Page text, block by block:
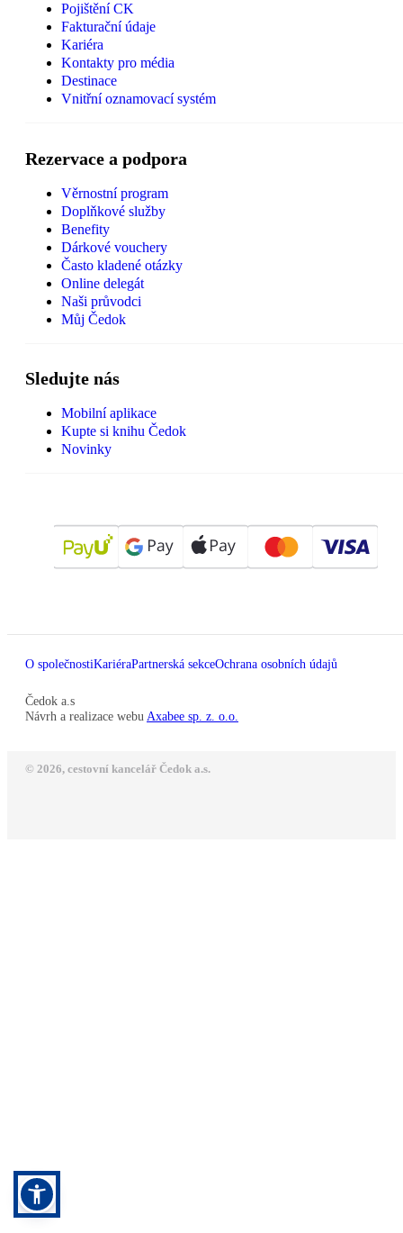
Pojištění CK
Fakturační údaje
Kariéra
Kontakty pro média
Destinace
Vnitřní oznamovací systém
Rezervace a podpora
Věrnostní program
Doplňkové služby
Benefity
Dárkové vouchery
Často kladené otázky
Online delegát
Naši průvodci
Můj Čedok
Sledujte nás
Mobilní aplikace
Kupte si knihu Čedok
Novinky
O společnostiKariéraPartnerská sekceOchrana osobních údajů
Čedok a.s
Návrh a realizace webu Axabee sp. z. o.o.
© 2026, cestovní kancelář Čedok a.s.